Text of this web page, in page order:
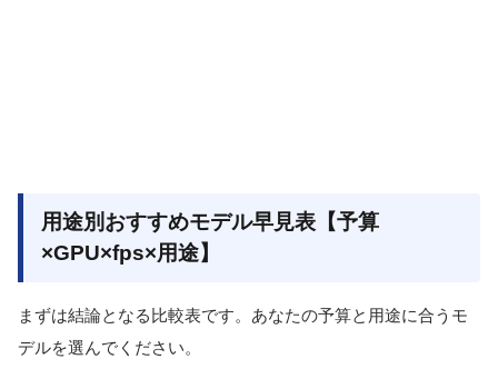
用途別おすすめモデル早見表【予算
×GPU×fps×用途】
まずは結論となる比較表です。あなたの予算と用途に合うモ
デルを選んでください。